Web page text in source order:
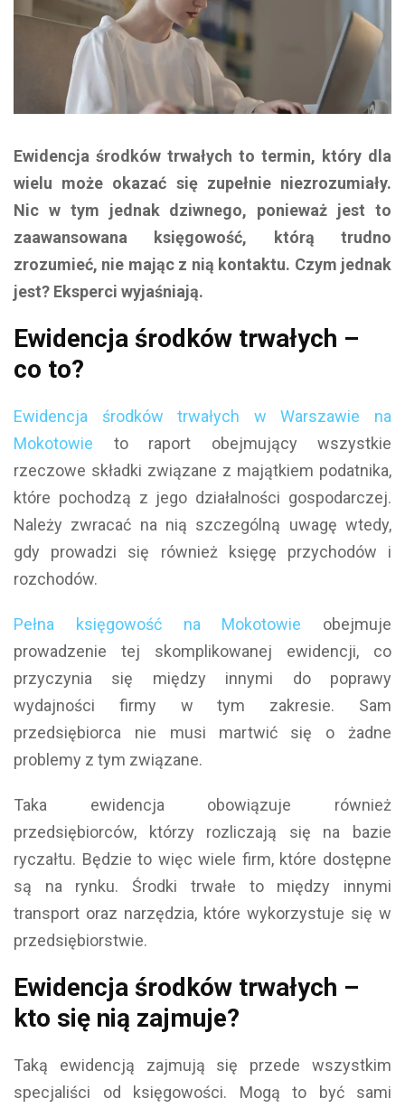
Ewidencja środków trwałych to termin, który dla
wielu może okazać się zupełnie niezrozumiały.
Nic w tym jednak dziwnego, ponieważ jest to
zaawansowana księgowość, którą trudno
zrozumieć, nie mając z nią kontaktu. Czym jednak
jest? Eksperci wyjaśniają.
Ewidencja środków trwałych –
co to?
Ewidencja środków trwałych w Warszawie na
Mokotowie to raport obejmujący wszystkie
rzeczowe składki związane z majątkiem podatnika,
które pochodzą z jego działalności gospodarczej.
Należy zwracać na nią szczególną uwagę wtedy,
gdy prowadzi się również księgę przychodów i
rozchodów.
Pełna księgowość na Mokotowie obejmuje
prowadzenie tej skomplikowanej ewidencji, co
przyczynia się między innymi do poprawy
wydajności firmy w tym zakresie. Sam
przedsiębiorca nie musi martwić się o żadne
problemy z tym związane.
Taka ewidencja obowiązuje również
przedsiębiorców, którzy rozliczają się na bazie
ryczałtu. Będzie to więc wiele firm, które dostępne
są na rynku. Środki trwałe to między innymi
transport oraz narzędzia, które wykorzystuje się w
przedsiębiorstwie.
Ewidencja środków trwałych –
kto się nią zajmuje?
Taką ewidencją zajmują się przede wszystkim
specjaliści od księgowości. Mogą to być sami